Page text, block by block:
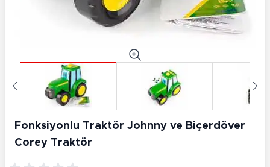
Fonksiyonlu Traktör Johnny ve Biçerdöver
Corey Traktör